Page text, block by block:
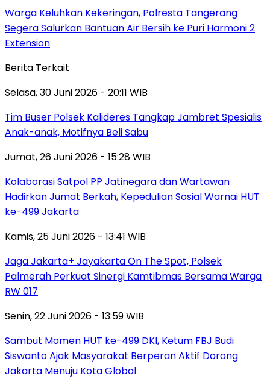
Warga Keluhkan Kekeringan, Polresta Tangerang
Segera Salurkan Bantuan Air Bersih ke Puri Harmoni 2
Extension
Berita Terkait
Selasa, 30 Juni 2026 - 20:11 WIB
Tim Buser Polsek Kalideres Tangkap Jambret Spesialis
Anak-anak, Motifnya Beli Sabu
Jumat, 26 Juni 2026 - 15:28 WIB
Kolaborasi Satpol PP Jatinegara dan Wartawan
Hadirkan Jumat Berkah, Kepedulian Sosial Warnai HUT
ke-499 Jakarta
Kamis, 25 Juni 2026 - 13:41 WIB
Jaga Jakarta+ Jayakarta On The Spot, Polsek
Palmerah Perkuat Sinergi Kamtibmas Bersama Warga
RW 017
Senin, 22 Juni 2026 - 13:59 WIB
Sambut Momen HUT ke-499 DKI, Ketum FBJ Budi
Siswanto Ajak Masyarakat Berperan Aktif Dorong
Jakarta Menuju Kota Global